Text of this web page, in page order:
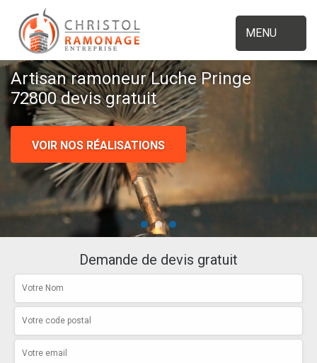
MENU
Artisan ramoneur Luche Pringe
72800 devis gratuit
VOIR NOS RÉALISATIONS
Demande de devis gratuit